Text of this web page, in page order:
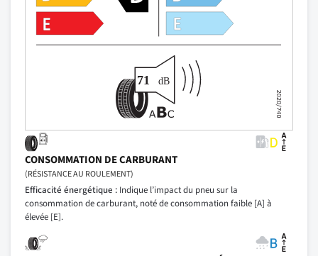
CONSOMMATION DE CARBURANT
(RÉSISTANCE AU ROULEMENT)
Efficacité énergétique : Indique l’impact du pneu sur la
consommation de carburant, noté de consommation faible [A] à
élevée [E].